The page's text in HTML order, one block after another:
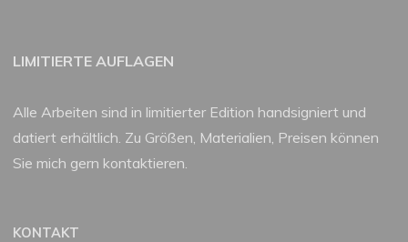
LIMITIERTE AUFLAGEN
Alle Arbeiten sind in limitierter Edition handsigniert und
datiert erhältlich. Zu Größen, Materialien, Preisen können
Sie mich gern kontaktieren.
KONTAKT